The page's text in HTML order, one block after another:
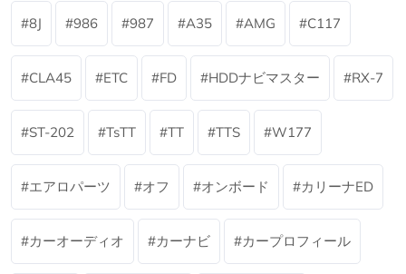
8J 986 987 A35 AMG C117
CLA45 ETC FD HDDナビマスター RX-7
ST-202 TsTT TT TTS W177
エアロパーツ オフ オンボード カリーナED
カーオーディオ カーナビ カープロフィール